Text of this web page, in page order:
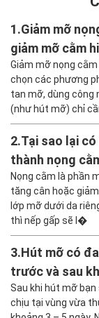
1.Giảm mỡ
giảm mỡ cằm
Giảm mỡ nọng
chọn các phương
tan mỡ, dùng công
(như hút mỡ) chỉ
2.Tại sao lại
thành nọng
Nọng cằm là phần
tăng cân hoặc
lớp mỡ dưới da
thì nếp gấp sẽ l�
3.Hút mỡ có
trước và sau
Sau khi hút mỡ
chịu tại vùng vừa